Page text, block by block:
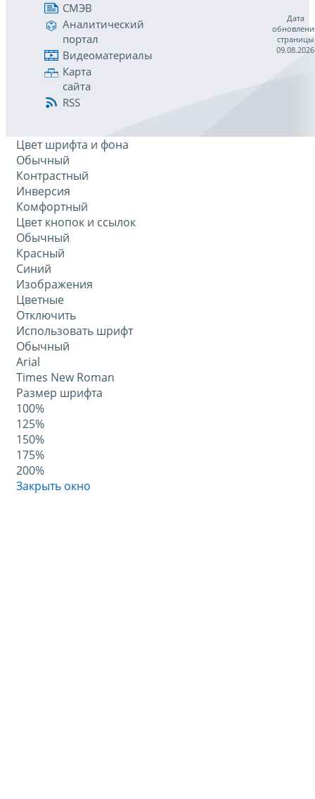
СМЭВ
Аналитический
портал
Видеоматериалы
Карта
сайта
RSS
Дата
страницы
09.08.2026
Цвет шрифта и фона
Обычный
Контрастный
Инверсия
Комфортный
Цвет кнопок и ссылок
Обычный
Красный
Синий
Изображения
Цветные
Отключить
Использовать шрифт
Обычный
Arial
Times New Roman
Размер шрифта
100%
125%
150%
175%
200%
Закрыть окно